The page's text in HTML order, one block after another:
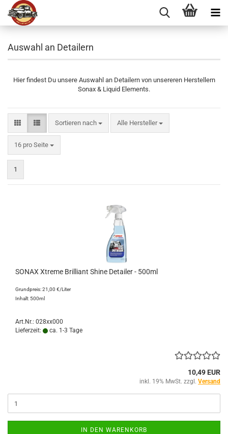
Auswahl an Detailern
Hier findest Du unsere Auswahl an Detailern von unsereren Herstellern
Sonax & Liquid Elements.
Sortieren nach
Sortieren nach Alle Hersteller
16 pro Seite
pro Seite
1
SONAX Xtreme Brilliant Shine Detailer - 500ml
Grundpreis: 21,00 €/Liter
Inhalt: 500ml
Art.Nr.: 028xx000
Lieferzeit:
ca. 1-3 Tage
10,49 EUR
inkl. 19% MwSt. zzgl. Versand
IN DEN WARENKORB